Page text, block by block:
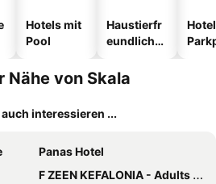
Hotels mit
Pool
Haustierfr
eundliche
Nähe von Skala
interessieren ...
Panas Hotel
F ZEEN KEFALONIA - Adults Only